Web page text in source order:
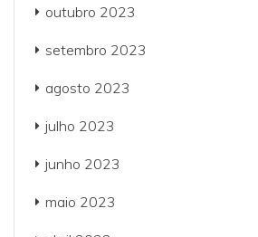
outubro 2023
setembro 2023
agosto 2023
julho 2023
junho 2023
maio 2023